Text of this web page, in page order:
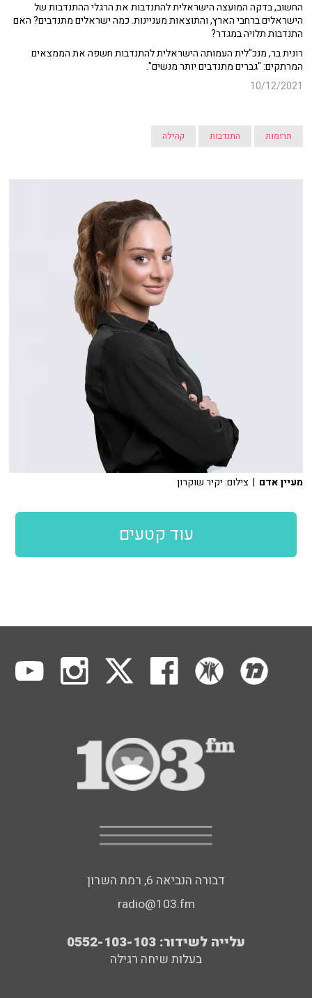
החשוב, בדקה המועצה הישראלית להתנדבות את הרגלי ההתנדבות של
הישראלים ברחבי הארץ, והתוצאות מעניינות. כמה ישראלים מתנדבים? האם
התנדבות תלויה במגדר?
רונית בר, מנכ"לית העמותה הישראלית להתנדבות חשפה את הממצאים
המרתקים: "גברים מתנדבים יותר מנשים".
10/12/2021
תרומות התנדבות קהילה
מעיין אדם | צילום: יקיר שוקרון
עוד קטעים
דבורה הנביאה 6, רמת השרון
radio@103.fm
עלייה לשידור: 0552-103-103
בעלות שיחה רגילה